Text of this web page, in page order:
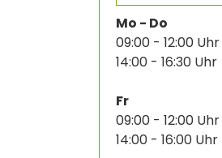
Mo - Do
09:00 - 12:00 Uhr
14:00 - 16:30 Uhr
Fr
09:00 - 12:00 Uhr
14:00 - 16:00 Uhr